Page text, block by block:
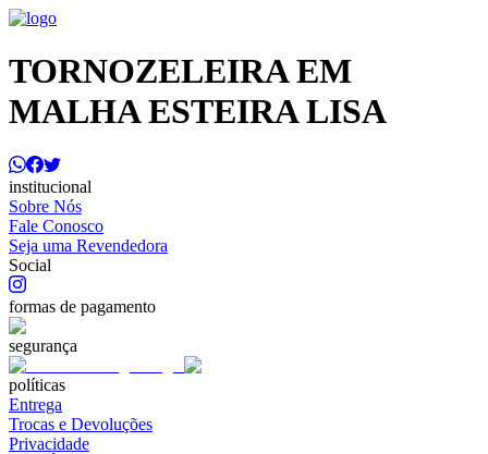
TORNOZELEIRA EM
MALHA ESTEIRA LISA
institucional
Sobre Nós
Fale Conosco
Seja uma Revendedora
Social
formas de pagamento
segurança
políticas
Entrega
Trocas e Devoluções
Privacidade